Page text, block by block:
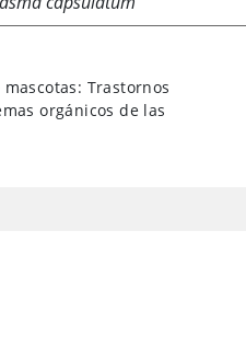
Trastornos
orgánicos de las